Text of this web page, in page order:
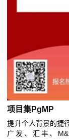
项目集PgMP
提升个人背景的捷
广发、汇丰、